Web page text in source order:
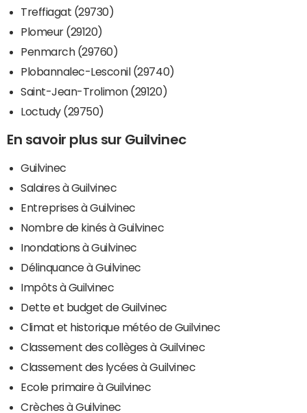
Treffiagat (29730)
Plomeur (29120)
Penmarch (29760)
Plobannalec-Lesconil (29740)
Saint-Jean-Trolimon (29120)
Loctudy (29750)
En savoir plus sur Guilvinec
Guilvinec
Salaires à Guilvinec
Entreprises à Guilvinec
Nombre de kinés à Guilvinec
Inondations à Guilvinec
Délinquance à Guilvinec
Impôts à Guilvinec
Dette et budget de Guilvinec
Climat et historique météo de Guilvinec
Classement des collèges à Guilvinec
Classement des lycées à Guilvinec
Ecole primaire à Guilvinec
Crèches à Guilvinec